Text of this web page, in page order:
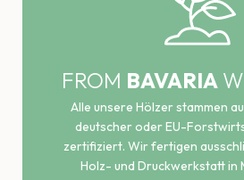
FROM BAVARIA
Alle unsere Hölzer stammen
deutscher oder EU-
zertifiziert. Wir fertigen
Holz- und Druckwerkstatt in